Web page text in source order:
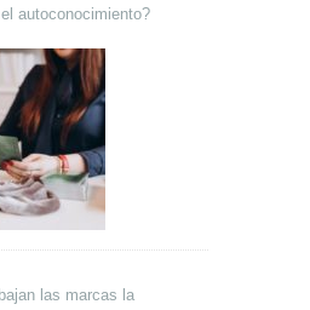
autoconocimiento?
las marcas la